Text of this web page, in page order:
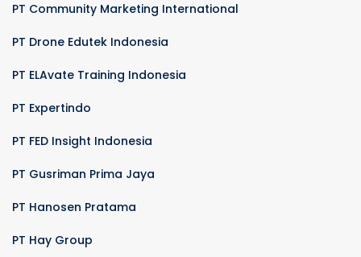
PT Community Marketing International
PT Drone Edutek Indonesia
PT ELAvate Training Indonesia
PT Expertindo
PT FED Insight Indonesia
PT Gusriman Prima Jaya
PT Hanosen Pratama
PT Hay Group